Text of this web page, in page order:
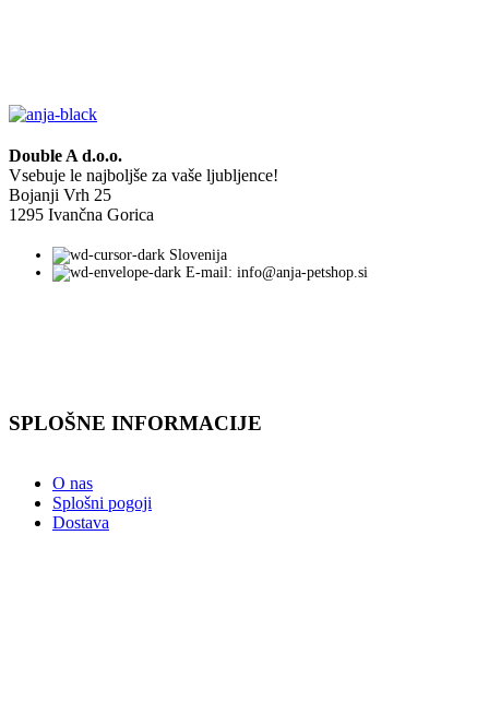
Double A d.o.o.
Vsebuje le najboljše za vaše ljubljence!
Bojanji Vrh 25
1295 Ivančna Gorica
Slovenija
E-mail: info@anja-petshop.si
SPLOŠNE INFORMACIJE
O nas
Splošni pogoji
Dostava